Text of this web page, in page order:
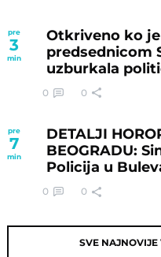
pre
3
min
Otkriveno ko
predsednicom
uzburkala
0 0
pre
7
min
DETALJI
BEOGRADU:
Policija u
0 0
SVE NAJNOVIJE